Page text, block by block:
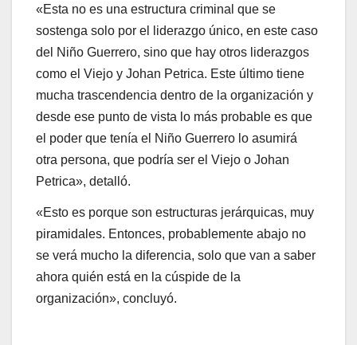
«Esta no es una estructura criminal que se
sostenga solo por el liderazgo único, en este caso
del Niño Guerrero, sino que hay otros liderazgos
como el Viejo y Johan Petrica. Este último tiene
mucha trascendencia dentro de la organización y
desde ese punto de vista lo más probable es que
el poder que tenía el Niño Guerrero lo asumirá
otra persona, que podría ser el Viejo o Johan
Petrica», detalló.
«Esto es porque son estructuras jerárquicas, muy
piramidales. Entonces, probablemente abajo no
se verá mucho la diferencia, solo que van a saber
ahora quién está en la cúspide de la
organización», concluyó.